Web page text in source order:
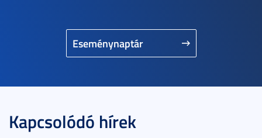
Eseménynaptár
Kapcsolódó hírek